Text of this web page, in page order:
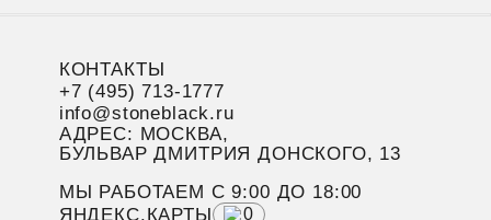
КОНТАКТЫ
+7 (495) 713-1777
info@stoneblack.ru
АДРЕС: МОСКВА,
БУЛЬВАР ДМИТРИЯ ДОНСКОГО, 13
МЫ РАБОТАЕМ C 9:00 ДО 18:00
ЯНДЕКС.КАРТЫ
0